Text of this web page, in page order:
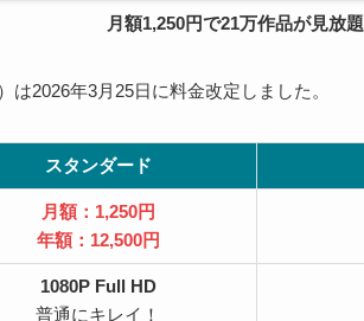
月額1,250円で21万作品が見放題
2026年3月25日に料金改定しました。
スタンダード
月額：1,250円
年額：12,500円
1080P Full HD
普通にキレイ！